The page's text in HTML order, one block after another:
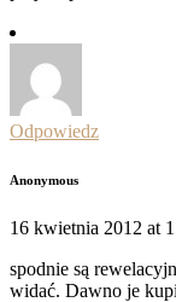
Odpowiedz
Anonymous
16 kwietnia 2012 at
spodnie są
widać. Dawno je